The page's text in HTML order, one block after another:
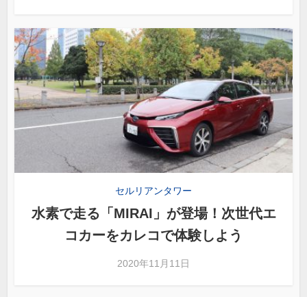
セルリアンタワー
水素で走る「MIRAI」が登場！次世代エ
コカーをカレコで体験しよう
2020年11月11日